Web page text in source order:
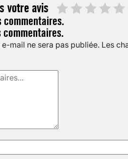
votre avis
commentaires.
commentaires.
mail ne sera pas publiée. Les